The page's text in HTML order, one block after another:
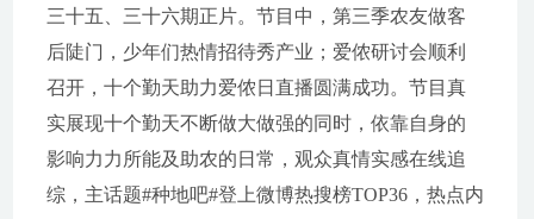
三十五、三十六期正片。节目中，第三季农友做客
后陡门，少年们热情招待秀产业；爱侬研讨会顺利
召开，十个勤天助力爱侬日直播圆满成功。节目真
实展现十个勤天不断做大做强的同时，依靠自身的
影响力力所能及助农的日常，观众真情实感在线追
综，主话题#种地吧#登上微博热搜榜TOP36，热点内